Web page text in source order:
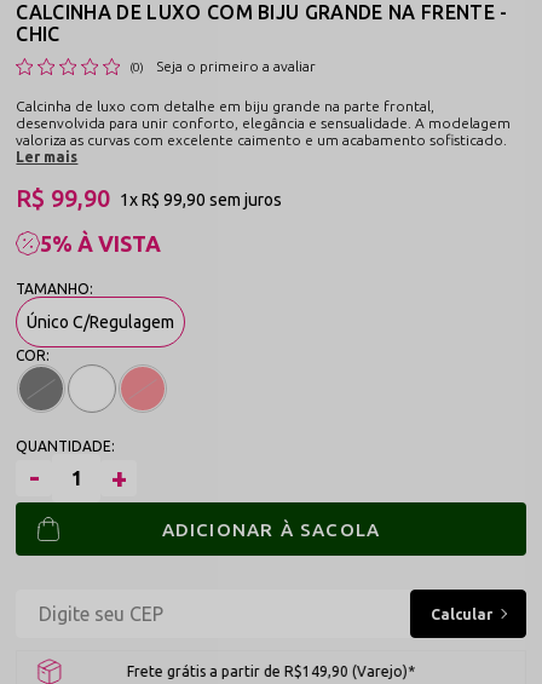
CALCINHA DE LUXO COM BIJU GRANDE NA FRENTE -
CHIC
(0) Seja o primeiro a avaliar
Calcinha de luxo com detalhe em biju grande na parte frontal,
desenvolvida para unir conforto, elegância e sensualidade. A modelagem
valoriza as curvas com excelente caimento e um acabamento sofisticado.
Ler mais
5% À VISTA
R$ 99,90 1xR$ 99,90sem juros
Único C/Regulagem
ADICIONAR À SACOLA
Frete grátis a partir de R$149,90 (Varejo)*